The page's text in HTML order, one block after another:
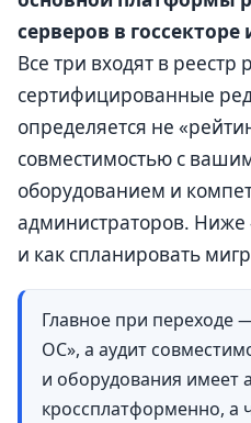
серверов в
Все три входят в
сертифицированные
определяется не
совместимостью с
оборудованием и
администраторов.
и как спланировать
Главное при переходе
ОС», а аудит
и оборудования имеет
кроссплатформенно, а